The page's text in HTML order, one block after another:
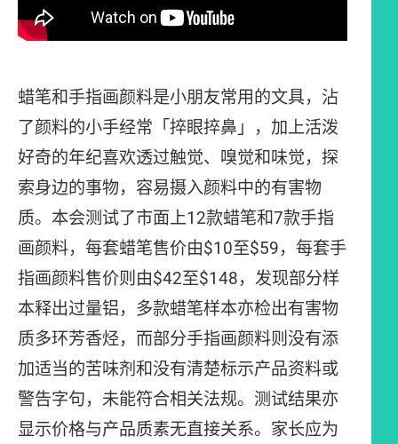
蜡笔和手指画颜料是小朋友常用的文具，沾
了颜料的小手经常「捽眼捽鼻」，加上活泼
好奇的年纪喜欢透过触觉、嗅觉和味觉，探
索身边的事物，容易摄入颜料中的有害物
质。本会测试了市面上12款蜡笔和7款手指
画颜料，每套蜡笔售价由$10至$59，每套手
指画颜料售价则由$42至$148，发现部分样
本释出过量铝，多款蜡笔样本亦检出有害物
质多环芳香烃，而部分手指画颜料则没有添
加适当的苦味剂和没有清楚标示产品资料或
警告字句，未能符合相关法规。测试结果亦
显示价格与产品质素无直接关系。家长应为